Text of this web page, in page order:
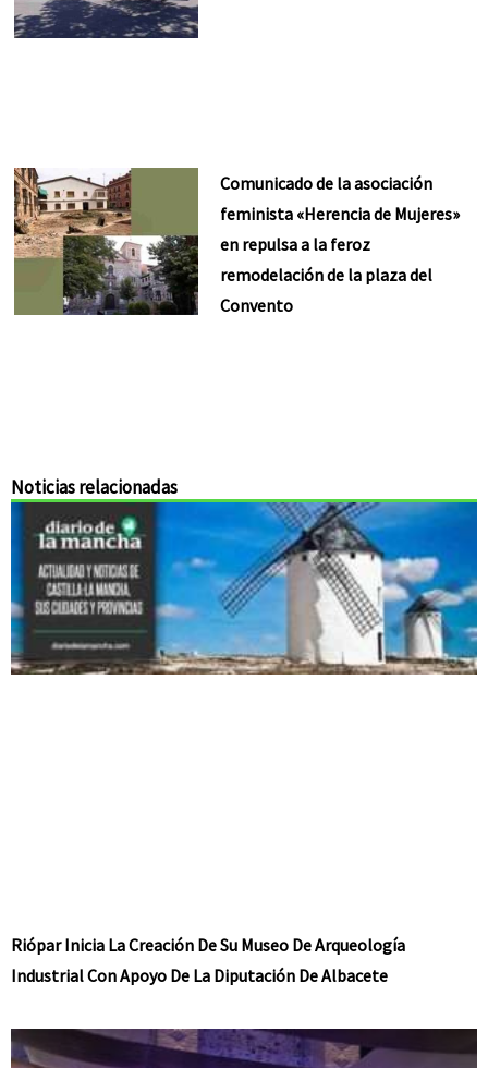
Comunicado de la asociación
feminista «Herencia de Mujeres»
en repulsa a la feroz
remodelación de la plaza del
Convento
Noticias relacionadas
Riópar Inicia La Creación De Su Museo De Arqueología
Industrial Con Apoyo De La Diputación De Albacete